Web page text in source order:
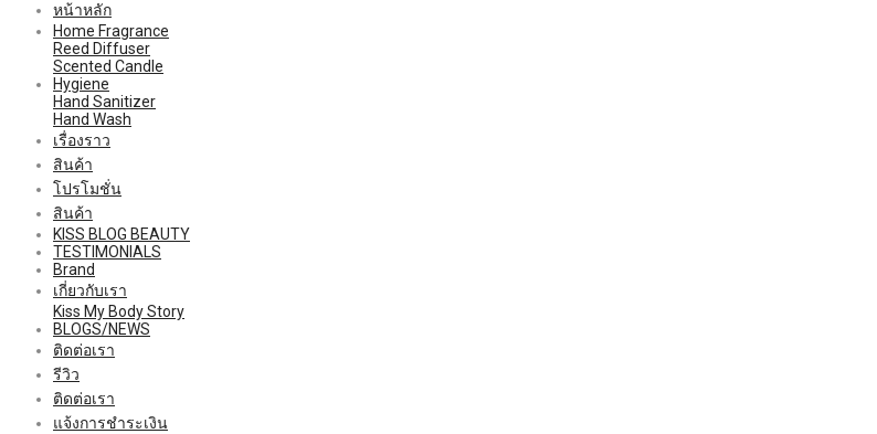
หน้าหลัก
Home Fragrance
Reed Diffuser
Scented Candle
Hygiene
Hand Sanitizer
Hand Wash
เรื่องราว
สินค้า
โปรโมชั่น
สินค้า
KISS BLOG BEAUTY
TESTIMONIALS
Brand
เกี่ยวกับเรา
Kiss My Body Story
BLOGS/NEWS
ติดต่อเรา
รีวิว
ติดต่อเรา
แจ้งการชำระเงิน